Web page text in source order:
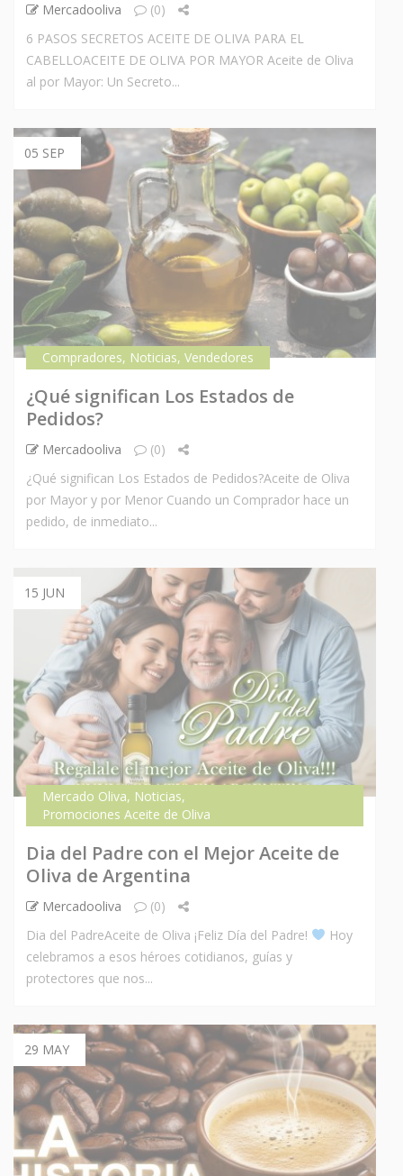
Mercadooliva
(0)
6 PASOS SECRETOS ACEITE DE OLIVA PARA EL
CABELLOACEITE DE OLIVA POR MAYOR Aceite de Oliva
al por Mayor: Un Secreto...
05 SEP
Compradores, Noticias, Vendedores
¿Qué significan Los Estados de
Pedidos?
Mercadooliva
(0)
¿Qué significan Los Estados de Pedidos?Aceite de Oliva
por Mayor y por Menor Cuando un Comprador hace un
pedido, de inmediato...
15 JUN
Mercado Oliva, Noticias,
Promociones Aceite de Oliva
Dia del Padre con el Mejor Aceite de
Oliva de Argentina
Mercadooliva
(0)
Dia del PadreAceite de Oliva ¡Feliz Día del Padre!
Hoy
celebramos a esos héroes cotidianos, guías y
protectores que nos...
29 MAY